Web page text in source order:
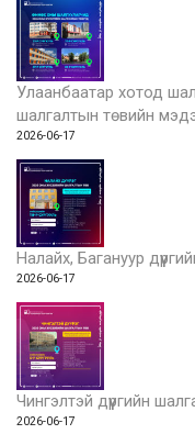
Улаанбаатар хотод
шалгалтын төвийн
2026-06-17
Налайх, Багануур
2026-06-17
Чингэлтэй дүүргийн
2026-06-17